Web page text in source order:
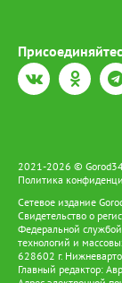
2021-2026 ©
Политика
Сетевое издание
Свидетельство о
Федеральной
технологий и
628602 г.
Главный редактор: